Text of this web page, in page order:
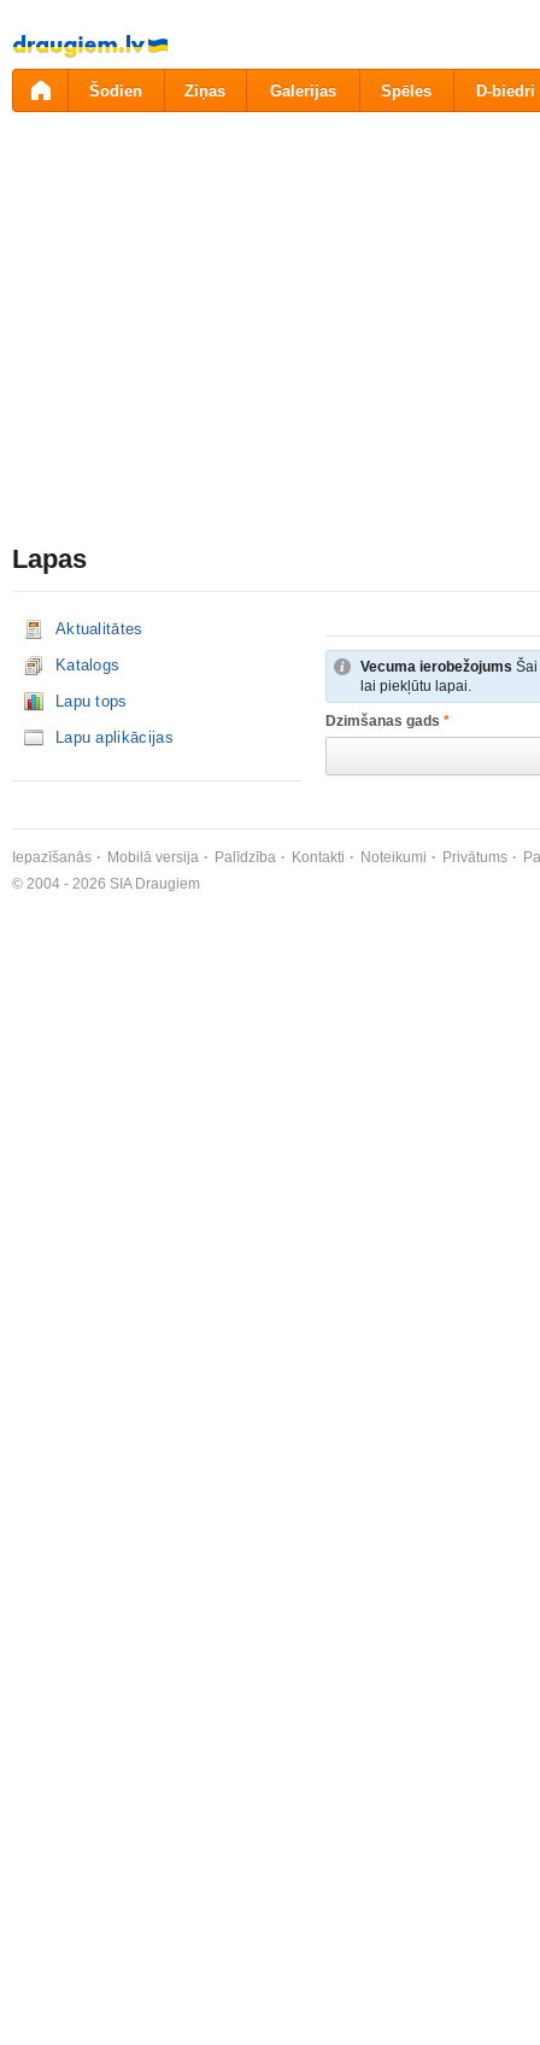
Pāriet
uz
saturu
Šodien Ziņas Galerijas Spēles D-biedri
Lapas
Aktualitātes
Katalogs
Lapu tops
Lapu aplikācijas
Vecuma ierobežojums Šai
lai piekļūtu lapai.
Dzimšanas gads *
Iepazīšanās Mobilā versija Palīdzība Kontakti Noteikumi Privātums
© 2004 - 2026 SIA Draugiem